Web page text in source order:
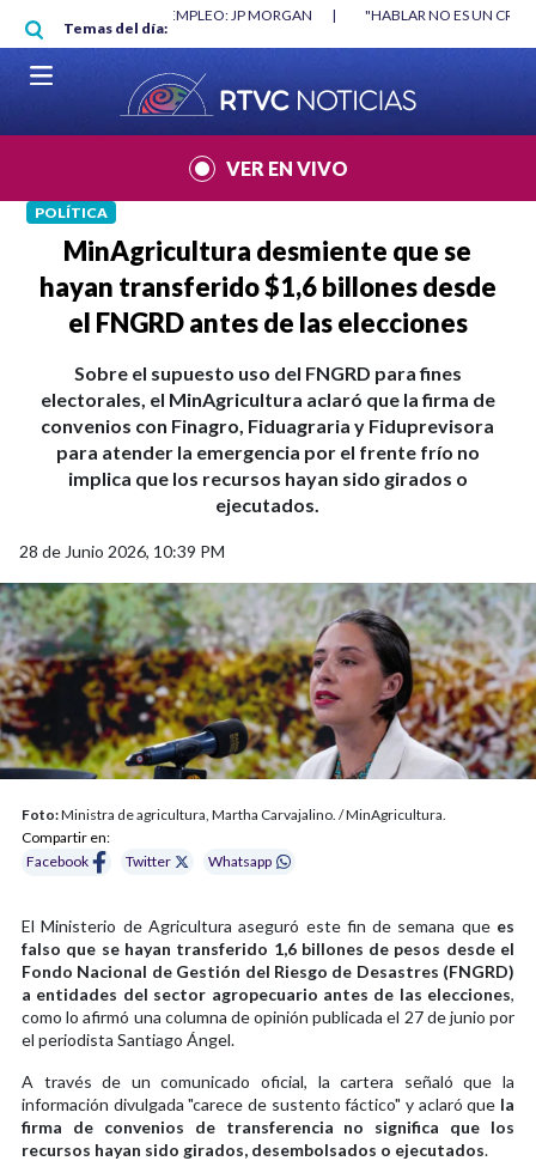
Pasar al contenido principal
Temas del día:
"HABLAR NO ES UN CRIMEN": CARTA DE BETO CORAL |
VER EN VIVO
POLÍTICA
MinAgricultura desmiente que se
hayan transferido $1,6 billones desde
el FNGRD antes de las elecciones
Sobre el supuesto uso del FNGRD para fines
electorales, el MinAgricultura aclaró que la firma de
convenios con Finagro, Fiduagraria y Fiduprevisora
para atender la emergencia por el frente frío no
implica que los recursos hayan sido girados o
ejecutados.
28 de Junio 2026, 10:39 PM
Foto:Ministra de agricultura, Martha Carvajalino. / MinAgricultura.
Compartir en:
Facebook
Twitter Whatsapp
El Ministerio de Agricultura aseguró este fin de semana que es
falso que se hayan transferido 1,6 billones de pesos desde el
Fondo Nacional de Gestión del Riesgo de Desastres (FNGRD)
a entidades del sector agropecuario antes de las elecciones,
como lo afirmó una columna de opinión publicada el 27 de junio por
el periodista Santiago Ángel.
A través de un comunicado oficial, la cartera señaló que la
información divulgada "carece de sustento fáctico" y aclaró que la
firma de convenios de transferencia no significa que los
recursos hayan sido girados, desembolsados o ejecutados.